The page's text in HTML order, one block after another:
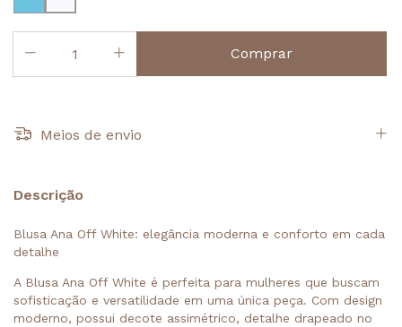
Meios de envio
Descrição
Blusa Ana Off White: elegância moderna e conforto em cada
detalhe
A Blusa Ana Off White é perfeita para mulheres que buscam
sofisticação e versatilidade em uma única peça. Com design
moderno, possui decote assimétrico, detalhe drapeado no